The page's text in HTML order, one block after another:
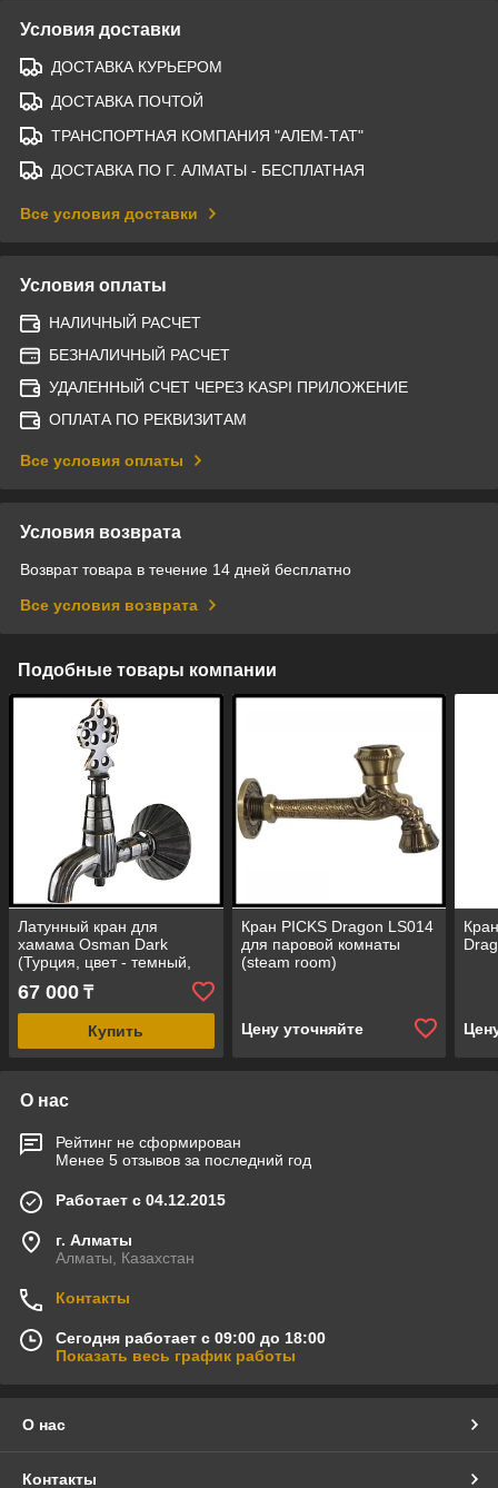
Условия доставки
ДОСТАВКА КУРЬЕРОМ
ДОСТАВКА ПОЧТОЙ
ТРАНСПОРТНАЯ КОМПАНИЯ "АЛЕМ-ТАТ"
ДОСТАВКА ПО Г. АЛМАТЫ - БЕСПЛАТНАЯ
Все условия доставки
Условия оплаты
НАЛИЧНЫЙ РАСЧЕТ
БЕЗНАЛИЧНЫЙ РАСЧЕТ
УДАЛЕННЫЙ СЧЕТ ЧЕРЕЗ KASPI ПРИЛОЖЕНИЕ
ОПЛАТА ПО РЕКВИЗИТАМ
Все условия оплаты
Условия возврата
Возврат товара в течение 14 дней бесплатно
Все условия возврата
Подобные товары компании
Латунный кран для
хамама Osman Dark
(Турция, цвет - темный,
под старину)
67 000 ₸
Купить
Кран PICKS Dragon LS014
для паровой комнаты
(steam room)
Цену уточняйте
О нас
Рейтинг не сформирован
Менее 5 отзывов за последний год
Работает с 04.12.2015
г. Алматы
Алматы, Казахстан
Контакты
Сегодня работает с 09:00 до 18:00
Показать весь график работы
О нас
Контакты